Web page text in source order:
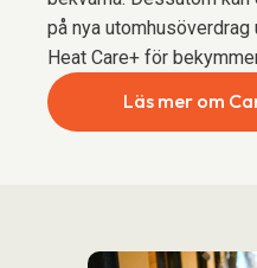
på nya utomhusöverdrag
Heat Care+ för
Läs mer om